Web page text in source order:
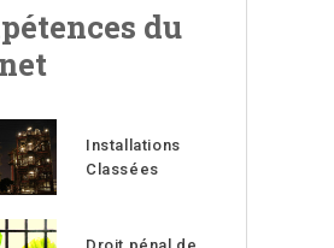
du
Installations
Classées
Droit pénal de